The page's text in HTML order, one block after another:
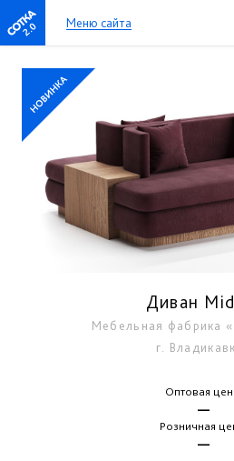
2.0 Меню сайта
Диван
Мебельная фабрика
г.
Оптовая
—
Розничная
—